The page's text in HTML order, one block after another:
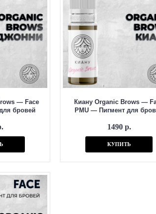
оттенки от светло-русого до тёмного
пигменты FACE ORGANIC BROWS можно в
— Face
бровей
Киану Organic Brows —
PMU — Пигмент для
1490 р.
КУПИТЬ